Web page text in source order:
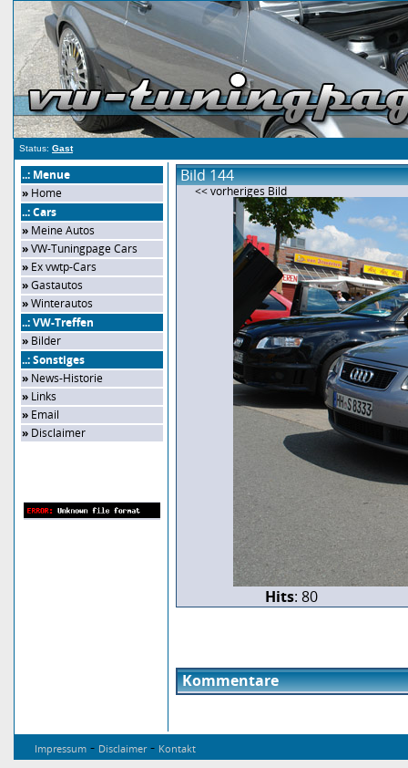
Status: Gast
..: Menue
» Home
..: Cars
» Meine Autos
»VW-Tuningpage Cars
» Ex vwtp-Cars
»Gastautos
»Winterautos
..: VW-Treffen
» Bilder
..: Sonstiges
» News-Historie
» Links
» Email
» Disclaimer
Bild 144
<< vorheriges Bild
Hits: 80
Kommentare
Impressum - Disclaimer- Kontakt